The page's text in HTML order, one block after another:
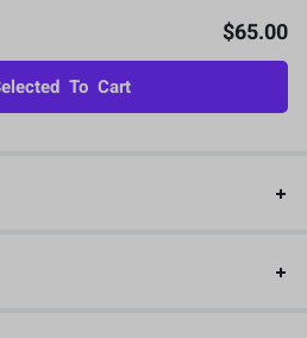
$65.00
To Cart